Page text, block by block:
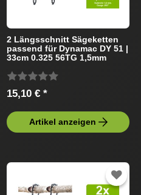
2 Längsschnitt Sägeketten
passend für Dynamac DY 51 |
33cm 0.325 56TG 1,5mm
15,10 € *
Artikel anzeigen